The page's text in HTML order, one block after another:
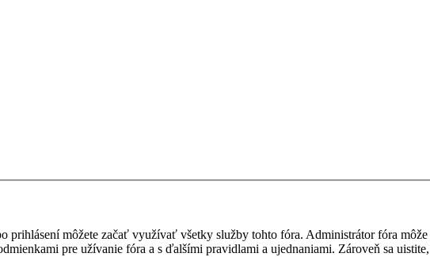
prihlásení môžete začať využívať všetky služby tohto fóra. Administrátor fóra
pre užívanie fóra a s ďalšími pravidlami a ujednaniami. Zároveň sa